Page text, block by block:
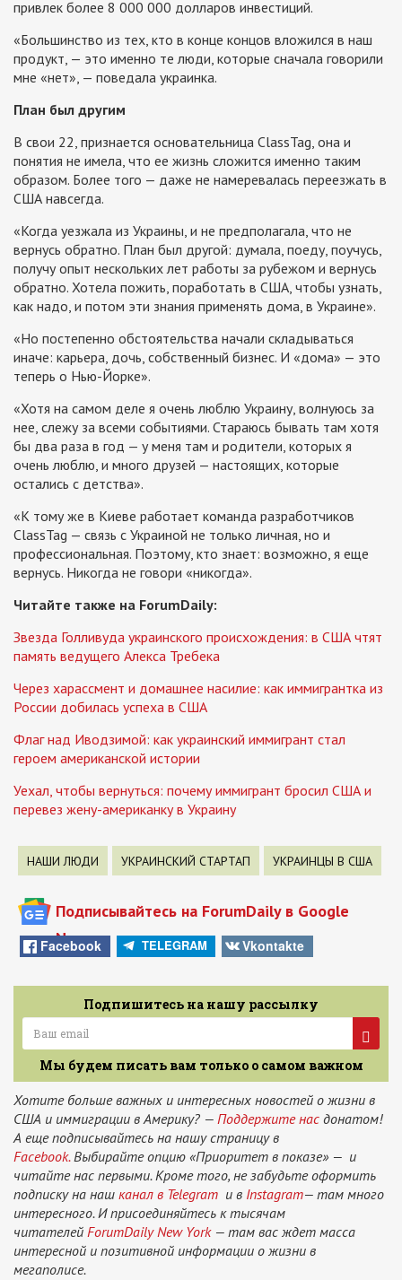
привлек более 8 000 000 долларов инвестиций.
«Большинство из тех, кто в конце концов вложился в наш
продукт, — это именно те люди, которые сначала говорили
мне «нет», — поведала украинка.
План был другим
В свои 22, признается основательница ClassTag, она и
понятия не имела, что ее жизнь сложится именно таким
образом. Более того — даже не намеревалась переезжать в
США навсегда.
«Когда уезжала из Украины, и не предполагала, что не
вернусь обратно. План был другой: думала, поеду, поучусь,
получу опыт нескольких лет работы за рубежом и вернусь
обратно. Хотела пожить, поработать в США, чтобы узнать,
как надо, и потом эти знания применять дома, в Украине».
«Но постепенно обстоятельства начали складываться
иначе: карьера, дочь, собственный бизнес. И «дома» — это
теперь о Нью-Йорке».
«Хотя на самом деле я очень люблю Украину, волнуюсь за
нее, слежу за всеми событиями. Стараюсь бывать там хотя
бы два раза в год — у меня там и родители, которых я
очень люблю, и много друзей — настоящих, которые
остались с детства».
«К тому же в Киеве работает команда разработчиков
ClassTag — связь с Украиной не только личная, но и
профессиональная. Поэтому, кто знает: возможно, я еще
вернусь. Никогда не говори «никогда».
Читайте также на ForumDaily:
Звезда Голливуда украинского происхождения: в США чтят
память ведущего Алекса Требека
Через харассмент и домашнее насилие: как иммигрантка из
России добилась успеха в США
Флаг над Иводзимой: как украинский иммигрант стал
героем американской истории
Уехал, чтобы вернуться: почему иммигрант бросил США и
перевез жену-американку в Украину
НАШИ ЛЮДИ УКРАИНСКИЙ СТАРТАП УКРАИНЦЫ В США
Подписывайтесь на ForumDaily в Google
News
Facebook TELEGRAM Vkontakte
Подпишитесь на нашу рассылку
Мы будем писать вам только о самом важном
Хотите больше важных и интересных новостей о жизни в
США и иммиграции в Америку? — Поддержите нас донатом!
А еще подписывайтесь на нашу страницу в
Facebook.Выбирайте опцию «Приоритет в показе» — и
читайте нас первыми. Кроме того, не забудьте оформить
подписку на наш канал в Telegram и в Instagram— там много
интересного. И присоединяйтесь к тысячам
читателей ForumDaily New York— там вас ждет масса
интересной и позитивной информации о жизни в
мегаполисе.